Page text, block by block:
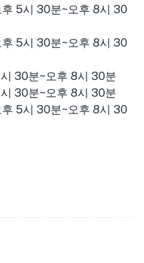
후 5시 30분~오후 8시 30
후 5시 30분~오후 8시 30
30분~오후 8시 30분
30분~오후 8시 30분
후 5시 30분~오후 8시 30